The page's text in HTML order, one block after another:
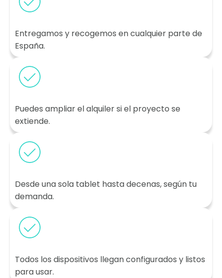
Entregamos y recogemos en cualquier parte de
España.
Puedes ampliar el alquiler si el proyecto se
extiende.
Desde una sola tablet hasta decenas, según tu
demanda.
Todos los dispositivos llegan configurados y listos
para usar.